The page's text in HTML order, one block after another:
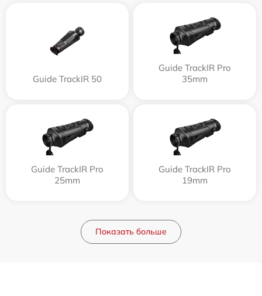
Guide TrackIR 50
Guide TrackIR Pro
35mm
Guide TrackIR Pro
25mm
Guide TrackIR Pro
19mm
Показать больше